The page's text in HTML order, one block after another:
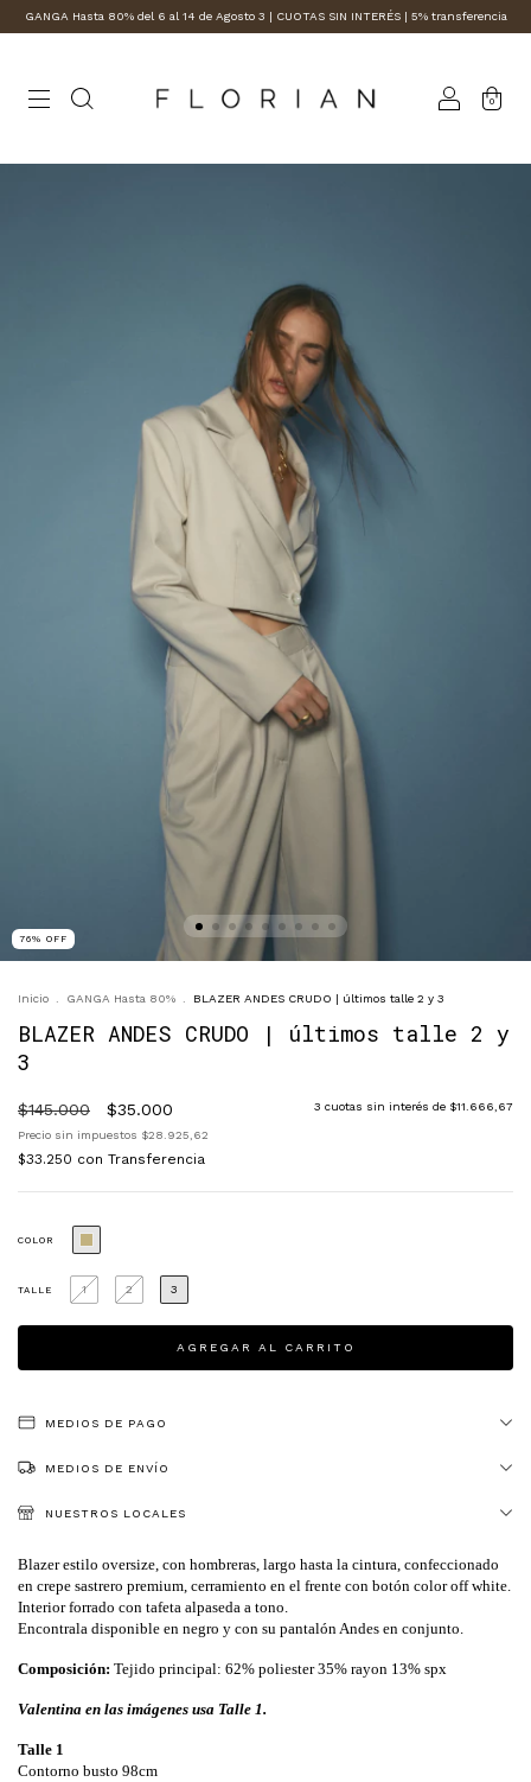
GANGA Hasta 80% del 6 al 14 de Agosto 3 | CUOTAS SIN INTERÉS | 5% transferencia
0
76% OFF
Inicio GANGA Hasta 80% BLAZER ANDES CRUDO | últimos talle 2 y 3
BLAZER ANDES CRUDO | últimos talle 2 y
3
$145.000 $35.000 3 cuotas sin interés de $11.666,67
Precio sin impuestos $28.925,62
$33.250 con Transferencia
COLOR
TALLE 1 2 3
MEDIOS DE PAGO
MEDIOS DE ENVÍO
NUESTROS LOCALES
Blazer estilo oversize, con hombreras, largo hasta la cintura, confeccionado
en crepe sastrero premium, cerramiento en el frente con botón color off white.
Interior forrado con tafeta alpaseda a tono.
Encontrala disponible en negro y con su pantalón Andes en conjunto.
Composición: Tejido principal: 62% poliester 35% rayon 13% spx
Valentina en las imágenes usa Talle 1.
Talle 1
Contorno busto 98cm